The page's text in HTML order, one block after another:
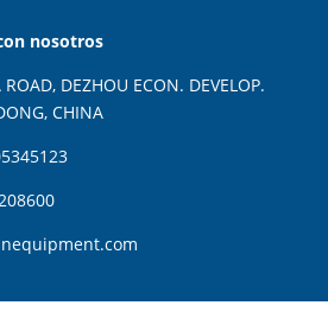
nosotros
DEZHOU ECON. DEVELOP.
CHINA